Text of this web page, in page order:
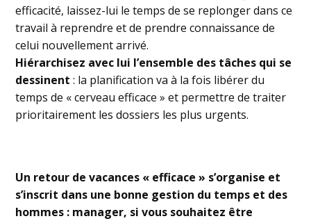
efficacité, laissez-lui le temps de se replonger dans ce
travail à reprendre et de prendre connaissance de
celui nouvellement arrivé.
Hiérarchisez avec lui l’ensemble des tâches qui se
dessinent : la planification va à la fois libérer du
temps de « cerveau efficace » et permettre de traiter
prioritairement les dossiers les plus urgents.
Un retour de vacances « efficace » s’organise et
s’inscrit dans une bonne gestion du temps et des
hommes : manager, si vous souhaitez être